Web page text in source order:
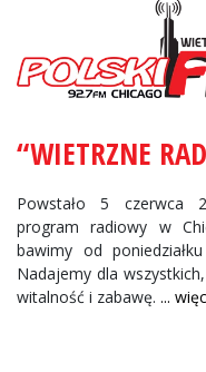
“WIETRZNE
Powstało 5 czerwca
program radiowy w
bawimy od
Nadajemy dla
witalność i zabawę. ...